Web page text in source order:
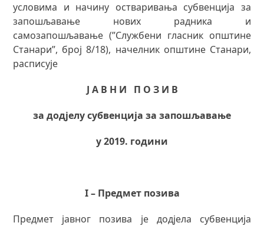
условима и начину остваривања субвенција за
запошљавање нових радника и
самозапошљавање (”Службени гласник општине
Станари”, број 8/18), начелник општине Станари,
расписује
Ј А В Н И П О З И В
за додјелу субвенција за запошљавање
у 2019. години
I – Предмет позива
Предмет јавног позива је додјела субвенција